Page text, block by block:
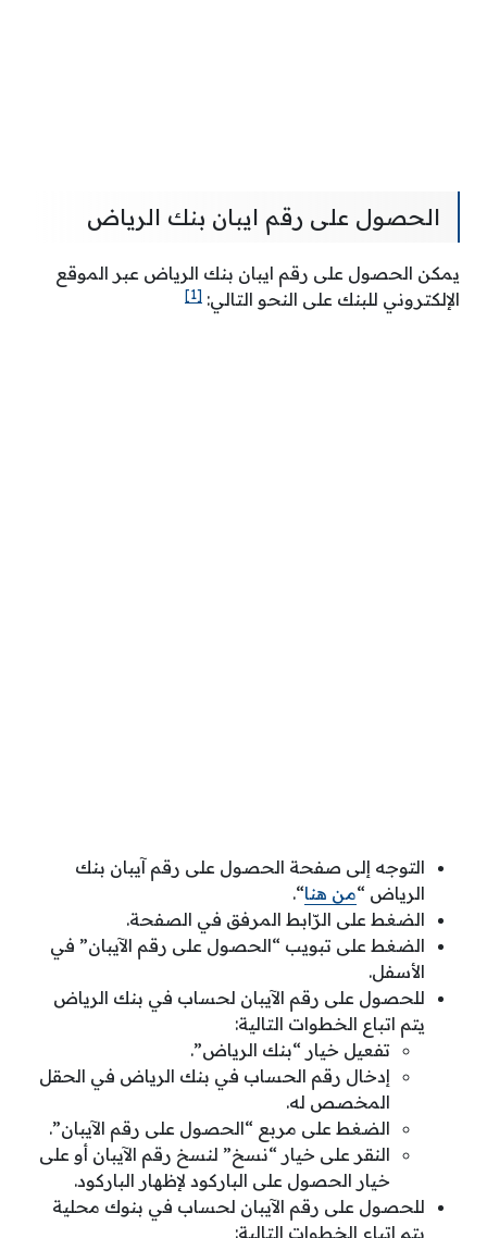
الحصول على رقم ايبان بنك الرياض
يمكن الحصول على رقم ايبان بنك الرياض عبر الموقع
الإلكتروني للبنك على النحو التالي: [1]
التوجه إلى صفحة الحصول على رقم آيبان بنك
الرياض “من هنا“.
الضغط على الرّابط المرفق في الصفحة.
الضغط على تبويب “الحصول على رقم الآيبان” في
الأسفل.
للحصول على رقم الآيبان لحساب في بنك الرياض
يتم اتباع الخطوات التالية:
تفعيل خيار “بنك الرياض”.
إدخال رقم الحساب في بنك الرياض في الحقل
المخصص له.
الضغط على مربع “الحصول على رقم الآيبان”.
النقر على خيار “نسخ” لنسخ رقم الآيبان أو على
خيار الحصول على الباركود لإظهار الباركود.
للحصول على رقم الآيبان لحساب في بنوك محلية
يتم اتباع الخطوات التالية: